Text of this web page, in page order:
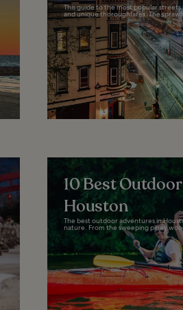
This guide to the most popular streets
and unique thoroughfares. The
10 Best
Houston
The best outdoor adventures in
nature. From the sweeping piney